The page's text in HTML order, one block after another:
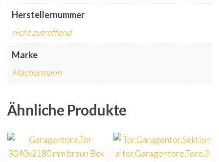
Herstellernummer
nicht zutreffend
Marke
Machermann
Ähnliche Produkte